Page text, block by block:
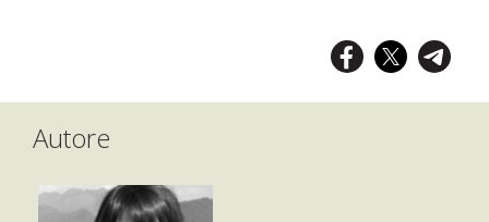
Autore